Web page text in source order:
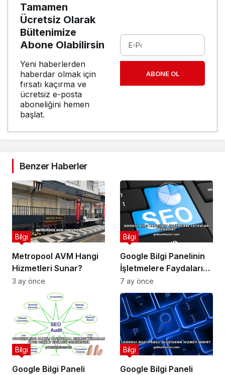
Tamamen
Ücretsiz Olarak
Bültenimize
Abone Olabilirsin
Yeni haberlerden
haberdar olmak için
fırsatı kaçırma ve
ücretsiz e-posta
aboneliğini hemen
başlat.
ABONE OL
Benzer Haberler
Metropool AVM Hangi
Hizmetleri Sunar?
Bilgi
3 ay önce
Google Bilgi Panelinin
İşletmelere Faydaları
Nelerdir?
Bilgi
7 ay önce
Google Bilgi Paneli
Bilgi
Google Bilgi Paneli
Bilgi